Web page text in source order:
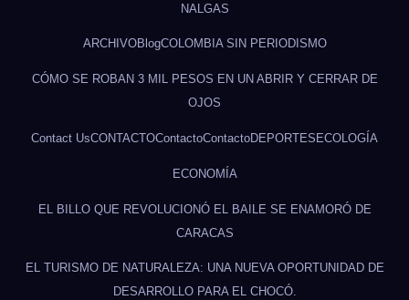
NALGAS
ARCHIVOBlogCOLOMBIA SIN PERIODISMO
CÓMO SE ROBAN 3 MIL PESOS EN UN ABRIR Y CERRAR DE
OJOS
Contact UsCONTACTOContactoContactoDEPORTES ECOLOGÍA
ECONOMÍA
EL BILLO QUE REVOLUCIONÓ EL BAILE SE ENAMORÓ DE
CARACAS
EL TURISMO DE NATURALEZA: UNA NUEVA OPORTUNIDAD DE
DESARROLLO PARA EL CHOCÓ.